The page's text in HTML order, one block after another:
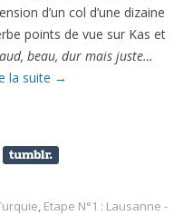
d’un col d’une dizaine
points de vue sur Kas et
beau, dur mais juste…
la suite →
Etape N°1 : Lausanne -